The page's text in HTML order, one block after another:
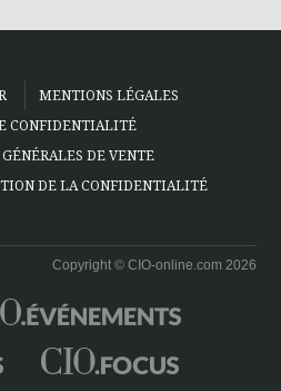
MENTIONS LÉGALES
CONFIDENTIALITÉ
DE VENTE
DE LA CONFIDENTIALITÉ
Copyright © CIO-online.com 2026